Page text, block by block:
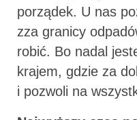
porządek. U nas
zza granicy
robić. Bo nadal
krajem, gdzie za
i pozwoli na